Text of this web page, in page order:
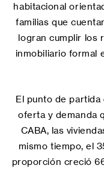
habitacional
familias que
logran cumplir los
inmobiliario formal
El punto de
oferta y demanda
CABA, las
mismo tiempo, el
proporción creció